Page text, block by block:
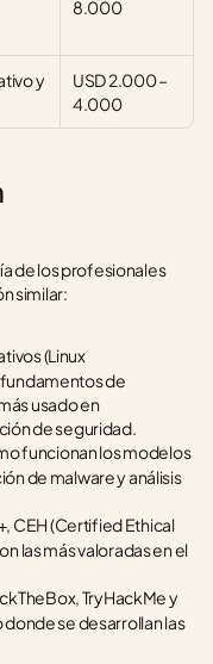
8.000
y
USD 2.000 –
4.000
de los profesionales
similar:
(Linux
de
usado en
de seguridad.
funcionan los modelos
de malware y análisis
CEH (Certified Ethical
las más valoradas en el
TryHackMe y
donde se desarrollan las